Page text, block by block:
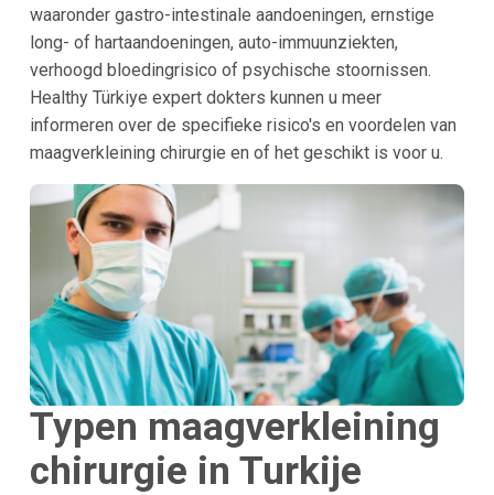
waaronder gastro-intestinale aandoeningen, ernstige
long- of hartaandoeningen, auto-immuunziekten,
verhoogd bloedingrisico of psychische stoornissen.
Healthy Türkiye expert dokters kunnen u meer
informeren over de specifieke risico's en voordelen van
maagverkleining chirurgie en of het geschikt is voor u.
Typen maagverkleining
chirurgie in Turkije